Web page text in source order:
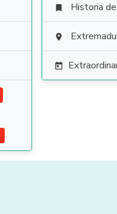
 Historia

